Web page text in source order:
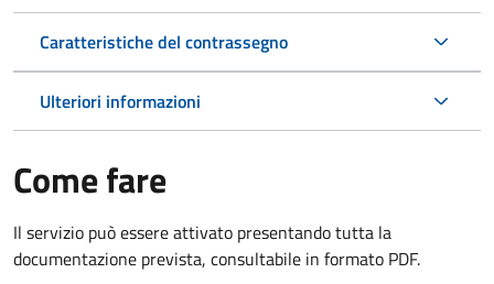
Caratteristiche del contrassegno
Ulteriori informazioni
Come fare
Il servizio può essere attivato presentando tutta la
documentazione prevista, consultabile in formato PDF.